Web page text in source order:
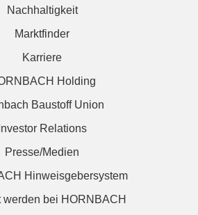
Nachhaltigkeit
Marktfinder
Karriere
Holding
Baustoff Union
Investor Relations
Presse/Medien
Hinweisgebersystem
werden bei HORNBACH